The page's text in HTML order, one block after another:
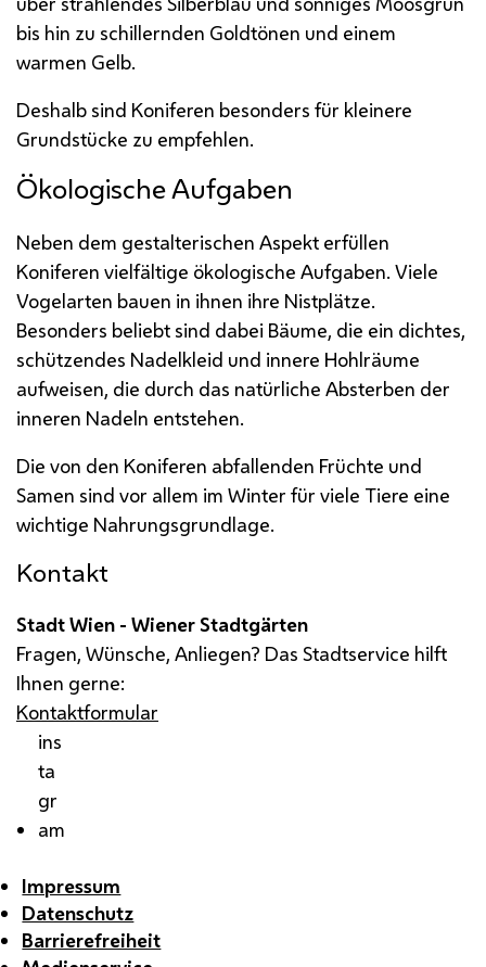
bis hin zu schillernden Goldtönen und einem
warmen Gelb.
Deshalb sind Koniferen besonders für kleinere
Grundstücke zu empfehlen.
Ökologische Aufgaben
Neben dem gestalterischen Aspekt erfüllen
Koniferen vielfältige ökologische Aufgaben. Viele
Vogelarten bauen in ihnen ihre Nistplätze.
Besonders beliebt sind dabei Bäume, die ein dichtes,
schützendes Nadelkleid und innere Hohlräume
aufweisen, die durch das natürliche Absterben der
inneren Nadeln entstehen.
Die von den Koniferen abfallenden Früchte und
Samen sind vor allem im Winter für viele Tiere eine
wichtige Nahrungsgrundlage.
Kontakt
Stadt Wien - Wiener Stadtgärten
Fragen, Wünsche, Anliegen? Das Stadtservice hilft
Ihnen gerne:
Kontaktformular
ins
ta
gr
am
Impressum
Datenschutz
Barrierefreiheit